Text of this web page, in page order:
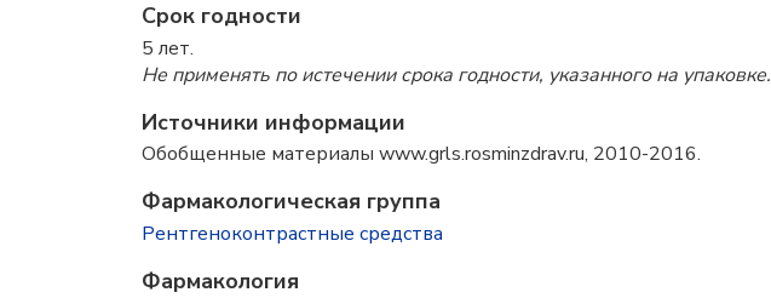
Срок годности
5 лет.
Не применять по истечении срока годности, указанного на упаковке.
Источники информации
Обобщенные материалы www.grls.rosminzdrav.ru, 2010-2016.
Фармакологическая группа
Рентгеноконтрастные средства
Фармакология